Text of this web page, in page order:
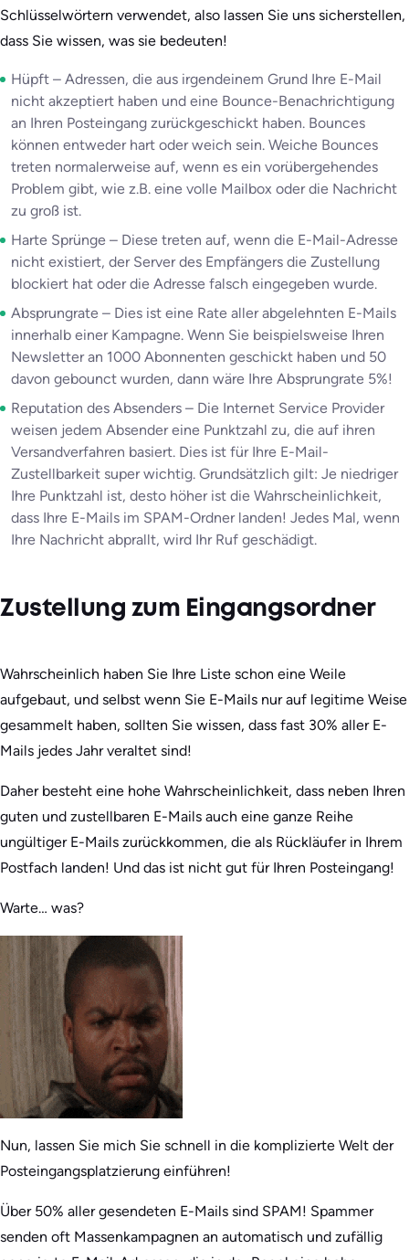
Schlüsselwörtern verwendet, also lassen Sie uns sicherstellen,
dass Sie wissen, was sie bedeuten!
Hüpft – Adressen, die aus irgendeinem Grund Ihre E-Mail
nicht akzeptiert haben und eine Bounce-Benachrichtigung
an Ihren Posteingang zurückgeschickt haben. Bounces
können entweder hart oder weich sein. Weiche Bounces
treten normalerweise auf, wenn es ein vorübergehendes
Problem gibt, wie z.B. eine volle Mailbox oder die Nachricht
zu groß ist.
Harte Sprünge – Diese treten auf, wenn die E-Mail-Adresse
nicht existiert, der Server des Empfängers die Zustellung
blockiert hat oder die Adresse falsch eingegeben wurde.
Absprungrate – Dies ist eine Rate aller abgelehnten E-Mails
innerhalb einer Kampagne. Wenn Sie beispielsweise Ihren
Newsletter an 1000 Abonnenten geschickt haben und 50
davon gebounct wurden, dann wäre Ihre Absprungrate 5%!
Reputation des Absenders – Die Internet Service Provider
weisen jedem Absender eine Punktzahl zu, die auf ihren
Versandverfahren basiert. Dies ist für Ihre E-Mail-
Zustellbarkeit super wichtig. Grundsätzlich gilt: Je niedriger
Ihre Punktzahl ist, desto höher ist die Wahrscheinlichkeit,
dass Ihre E-Mails im SPAM-Ordner landen! Jedes Mal, wenn
Ihre Nachricht abprallt, wird Ihr Ruf geschädigt.
Zustellung zum Eingangsordner
Wahrscheinlich haben Sie Ihre Liste schon eine Weile
aufgebaut, und selbst wenn Sie E-Mails nur auf legitime Weise
gesammelt haben, sollten Sie wissen, dass fast 30% aller E-
Mails jedes Jahr veraltet sind!
Daher besteht eine hohe Wahrscheinlichkeit, dass neben Ihren
guten und zustellbaren E-Mails auch eine ganze Reihe
ungültiger E-Mails zurückkommen, die als Rückläufer in Ihrem
Postfach landen! Und das ist nicht gut für Ihren Posteingang!
Warte… was?
Nun, lassen Sie mich Sie schnell in die komplizierte Welt der
Posteingangsplatzierung einführen!
Über 50% aller gesendeten E-Mails sind SPAM! Spammer
senden oft Massenkampagnen an automatisch und zufällig